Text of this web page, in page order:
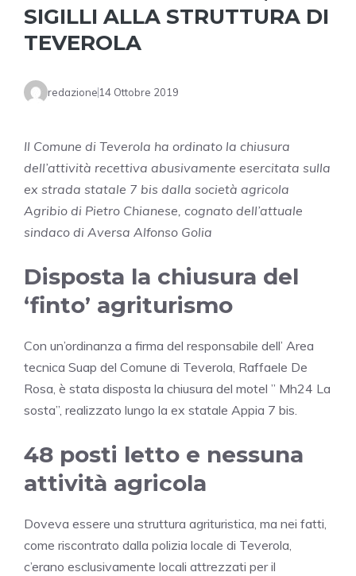
SIGILLI ALLA STRUTTURA DI
TEVEROLA
redazione 14 Ottobre 2019
Il Comune di Teverola ha ordinato la chiusura
dell’attività recettiva abusivamente esercitata sulla
ex strada statale 7 bis dalla società agricola
Agribio di Pietro Chianese, cognato dell’attuale
sindaco di Aversa Alfonso Golia
Disposta la chiusura del
‘finto’ agriturismo
Con un’ordinanza a firma del responsabile dell’ Area
tecnica Suap del Comune di Teverola, Raffaele De
Rosa, è stata disposta la chiusura del motel ” Mh24 La
sosta”, realizzato lungo la ex statale Appia 7 bis.
48 posti letto e nessuna
attività agricola
Doveva essere una struttura agrituristica, ma nei fatti,
come riscontrato dalla polizia locale di Teverola,
c’erano esclusivamente locali attrezzati per il